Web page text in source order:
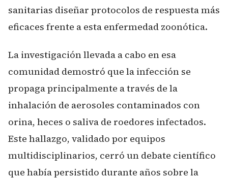
sanitarias diseñar protocolos de respuesta más
eficaces frente a esta enfermedad zoonótica.
La investigación llevada a cabo en esa
comunidad demostró que la infección se
propaga principalmente a través de la
inhalación de aerosoles contaminados con
orina, heces o saliva de roedores infectados.
Este hallazgo, validado por equipos
multidisciplinarios, cerró un debate científico
que había persistido durante años sobre la